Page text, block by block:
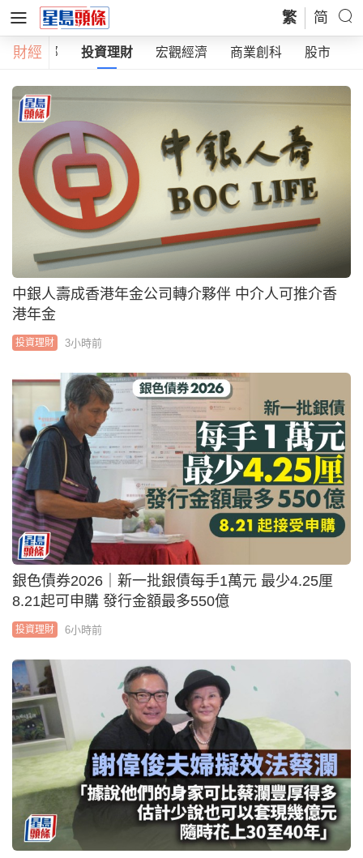
繁 简
財經全部 投資理財 宏觀經濟 商業創科 股市
中銀人壽成香港年金公司轉介夥伴 中介人可推介香
港年金
投資理財 3小時前
銀色債券2026｜新一批銀債每手1萬元 最少4.25厘
8.21起可申購 發行金額最多550億
投資理財 6小時前